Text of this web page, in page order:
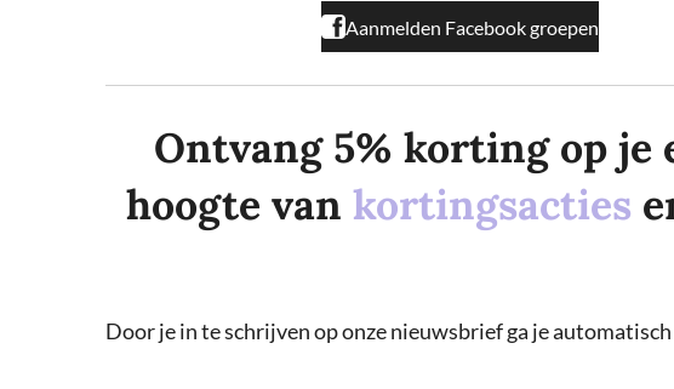
Aanmelden Facebook groepen
Ontvang 5% korting op je
hoogte van kortingsacties
Door je in te schrijven op onze nieuwsbrief ga je